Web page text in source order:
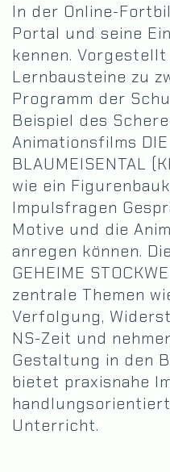
In der Online-
Portal und seine
kennen.
Lernbausteine zu
Programm der
Beispiel des
Animationsfilms DIE
BLAUMEISENTAL
wie ein
Impulsfragen
Motive und die
anregen können.
GEHEIME
zentrale Themen
Verfolgung,
NS-Zeit und
Gestaltung in den
bietet praxisnahe
Unterricht.